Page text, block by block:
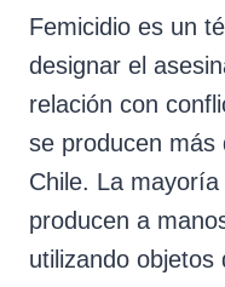
Femicidio es un
designar el
relación con
se producen más
Chile. La
producen a
utilizando